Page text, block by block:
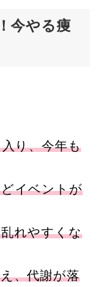
今やる痩
り、今年も
イベントが
れやすくな
、代謝が落